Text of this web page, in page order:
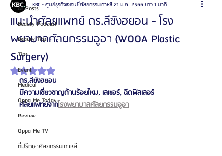
All Posts
Beauty Podcast
Beauty Tips
Tips
Event
Medical
Oppa Me Today
Review
Oppa Me TV
ที่ปรึกษาศัลยกรรมเกาหลี
แนะนำศัลยแพทย์ ดร.ลีซังฮยอน - โรง
พยาบาลศัลยกรรมอูอา (WOOA Plastic
Surgery)
KBC - ศูนย์ธุรกิจเอเจนซี่ศัลยกรรมเกาหลี21 ม.ค. 2566ยาว 1 นาที
ได้รับ NaN เต็ม 5 ดาว
ดร.ลีซังฮยอน
มีความเชี่ยวชาญด้านร้อยไหม, เลเซอร์, ฉีดฟิลเลอร์
ศัลยแพทย์จากโรงพยาบาลศัลยกรรมอูอา